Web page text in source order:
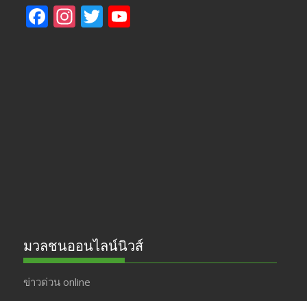
F In T
มวลชนออนไลน์นิวส์
ข่าวด่วน online